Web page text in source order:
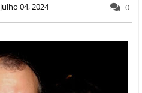
julho 04, 2024 0